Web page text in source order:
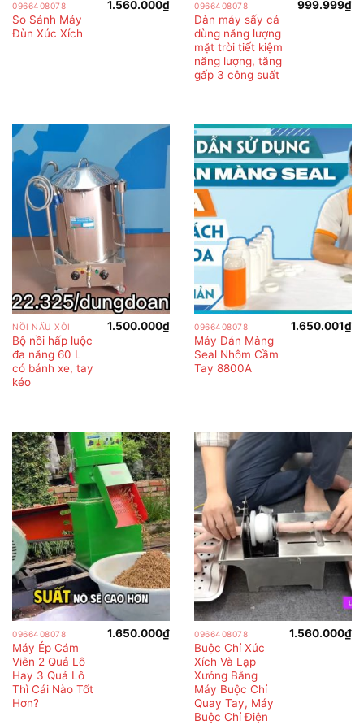
0966408078
So Sánh Máy
Đùn Xúc Xích
1.560.000₫ 0966408078
Dàn máy sấy cá
dùng năng lượng
mặt trời tiết kiệm
năng lượng, tăng
gấp 3 công suất
999.999₫
NỒI NẤU XÔI
Bộ nồi hấp luộc
đa năng 60 L
có bánh xe, tay
kéo
1.500.000₫ 0966408078
Máy Dán Màng
Seal Nhôm Cầm
Tay 8800A
1.650.001₫
0966408078
Máy Ép Cám
Viên 2 Quả Lô
Hay 3 Quả Lô
Thì Cái Nào Tốt
Hơn?
1.650.000₫ 0966408078
Buộc Chỉ Xúc
Xích Và Lạp
Xưởng Bằng
Máy Buộc Chỉ
Quay Tay, Máy
Buộc Chỉ Điện
1.560.000₫